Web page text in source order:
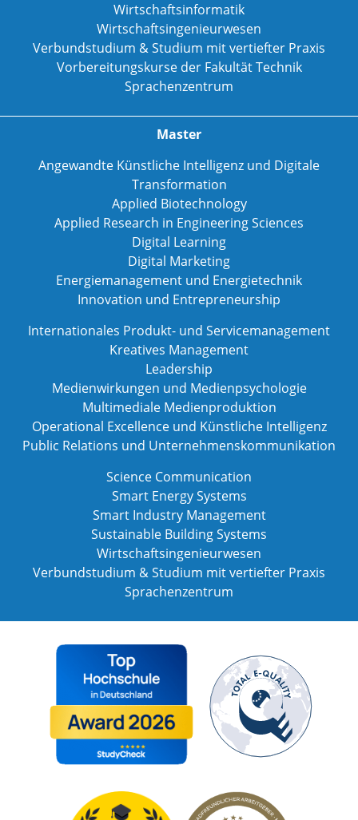
Wirtschaftsinformatik
Wirtschaftsingenieurwesen
Verbundstudium & Studium mit vertiefter Praxis
Vorbereitungskurse der Fakultät Technik
Sprachenzentrum
Master
Angewandte Künstliche Intelligenz und Digitale
Transformation
Applied Biotechnology
Applied Research in Engineering Sciences
Digital Learning
Digital Marketing
Energiemanagement und Energietechnik
Innovation und Entrepreneurship
Internationales Produkt- und Servicemanagement
Kreatives Management
Leadership
Medienwirkungen und Medienpsychologie
Multimediale Medienproduktion
Operational Excellence und Künstliche Intelligenz
Public Relations und Unternehmenskommunikation
Science Communication
Smart Energy Systems
Smart Industry Management
Sustainable Building Systems
Wirtschaftsingenieurwesen
Verbundstudium & Studium mit vertiefter Praxis
Sprachenzentrum